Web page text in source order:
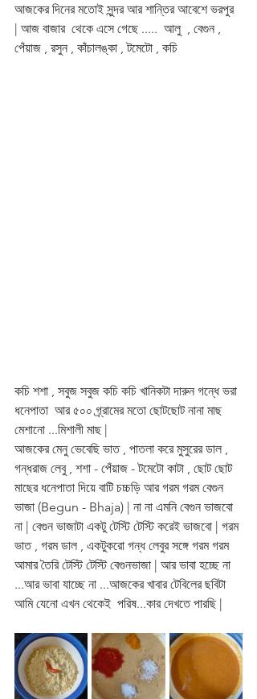
আজকের দিনের মতোই সুন্দর আর শান্তির আবেশে ভরপুর
| আজ বাজার  থেকে এসে গেছে .....  আলু  , বেগুন ,
পেঁয়াজ , রসুন , কাঁচালঙ্কা , টমেটো , কচি
কচি শশা , সবুজ সবুজ কচি কচি খানিকটা দারুন গন্ধে ভরা
ধনেপাতা  আর ৫০০ গ্র্রামের মতো ছোটছোট নানা মাছ
মেশানো ...মিশালী মাছ |
আজকের মেনু ভেবেছি ভাত , পাতলা করে মুসুরের ডাল ,
গন্ধরাজ লেবু , শশা - পেঁয়াজ - টমেটো কাটা , ছোট ছোট
মাছের ধনেপাতা দিয়ে বাটি চচ্চড়ি আর গরম গরম বেগুন
ভাজা (Begun - Bhaja) | না না এমনি বেগুন ভাজবো
না | বেগুন ভাজাটা একটু টেস্টি টেস্টি করেই ভাজবো | গরম
ভাত , গরম ডাল , একটুকরো গন্ধ লেবুর সঙ্গে গরম গরম
আমার তৈরি টেস্টি টেস্টি বেগুনভাজা | আর ভাবা হচ্ছে না
...আর ভাবা যাচ্ছে না ...আজকের খাবার টেবিলের ছবিটা
আমি যেনো এখন থেকেই  পরিষ...কার দেখতে পারছি |